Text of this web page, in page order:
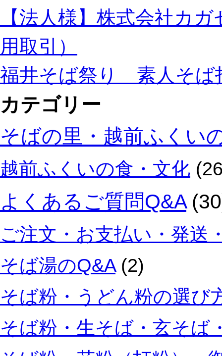
【法人様】株式会社カ
用取引）
福井そば祭り 素人そば
カテゴリー
そばの里・越前ふくい
越前ふくいの食・文化
よくあるご質問Q&A
ご注文・お支払い・発送
そば湯のQ&A(2)
そば粉・うどん粉の選び
そば粉・生そば・玄そば